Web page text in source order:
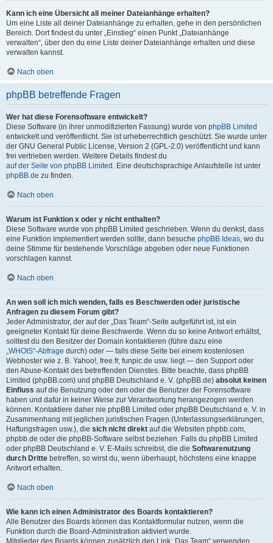
Kann ich eine Übersicht all meiner Dateianhänge erhalten?
Um eine Liste all deiner Dateianhänge zu erhalten, gehe in den persönlichen
Bereich. Dort findest du unter „Einstieg“ einen Punkt „Dateianhänge
verwalten“, über den du eine Liste deiner Dateianhänge erhalten und diese
verwalten kannst.
Nach oben
phpBB betreffende Fragen
Wer hat diese Forensoftware entwickelt?
Diese Software (in ihrer unmodifizierten Fassung) wurde von phpBB Limited
entwickelt und veröffentlicht. Sie ist urheberrechtlich geschützt. Sie wurde unter
der GNU General Public License, Version 2 (GPL-2.0) veröffentlicht und kann
frei vertrieben werden. Weitere Details findest du
auf der Seite von phpBB Limited . Eine deutschsprachige Anlaufstelle ist unter
phpBB.de zu finden.
Nach oben
Warum ist Funktion x oder y nicht enthalten?
Diese Software wurde von phpBB Limited geschrieben. Wenn du denkst, dass
eine Funktion implementiert werden sollte, dann besuche phpBB Ideas, wo du
deine Stimme für bestehende Vorschläge abgeben oder neue Funktionen
vorschlagen kannst.
Nach oben
An wen soll ich mich wenden, falls es Beschwerden oder juristische
Anfragen zu diesem Forum gibt?
Jeder Administrator, der auf der „Das Team“-Seite aufgeführt ist, ist ein
geeigneter Kontakt für deine Beschwerde. Wenn du so keine Antwort erhältst,
solltest du den Besitzer der Domain kontaktieren (führe dazu eine
„WHOIS“-Abfrage durch) oder — falls diese Seite bei einem kostenlosen
Webhoster wie z. B. Yahoo!, free.fr, funpic.de usw. liegt — den Support oder
den Abuse-Kontakt des betreffenden Dienstes. Bitte beachte, dass phpBB
Limited (phpBB.com) und phpBB Deutschland e. V. (phpBB.de) absolut keinen
Einfluss auf die Benutzung oder den oder die Benutzer der Forensoftware
haben und dafür in keiner Weise zur Verantwortung herangezogen werden
können. Kontaktiere daher nie phpBB Limited oder phpBB Deutschland e. V. in
Zusammenhang mit jeglichen juristischen Fragen (Unterlassungserklärungen,
Haftungsfragen usw.), die sich nicht direkt auf die Websiten phpbb.com,
phpbb.de oder die phpBB-Software selbst beziehen. Falls du phpBB Limited
oder phpBB Deutschland e. V. E-Mails schreibst, die die Softwarenutzung
durch Dritte betreffen, so wirst du, wenn überhaupt, höchstens eine knappe
Antwort erhalten.
Nach oben
Wie kann ich einen Administrator des Boards kontaktieren?
Alle Benutzer des Boards können das Kontaktformular nutzen, wenn die
Funktion durch die Board-Administration aktiviert wurde.
Mitglieder des Boards können zusätzlich den Link „Das Team“ verwenden.